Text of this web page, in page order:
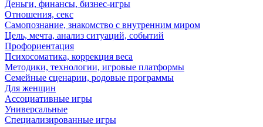
Деньги, финансы, бизнес-игры
Отношения, секс
Самопознание, знакомство с внутренним миром
Цель, мечта, анализ ситуаций, событий
Профориентация
Психосоматика, коррекция веса
Методики, технологии, игровые платформы
Семейные сценарии, родовые программы
Для женщин
Ассоциативные игры
Универсальные
Специализированные игры